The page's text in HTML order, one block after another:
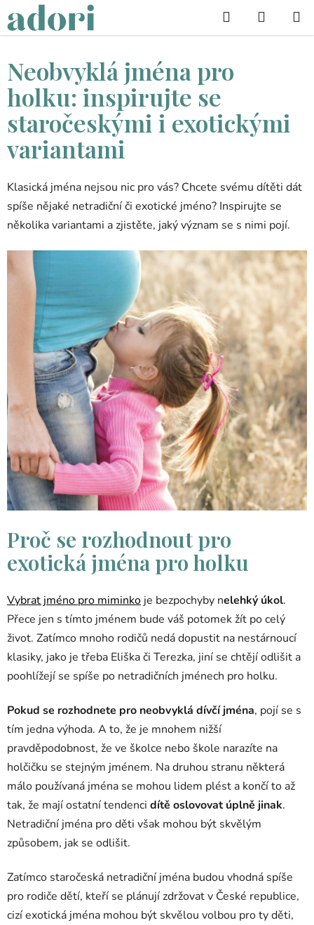
na
obsah
Hledat
Neobvyklá jména pro
holku: inspirujte se
staročeskými i exotickými
variantami
Klasická jména nejsou nic pro vás? Chcete svému dítěti dát
spíše nějaké netradiční či exotické jméno? Inspirujte se
několika variantami a zjistěte, jaký význam se s nimi pojí.
Proč se rozhodnout pro
exotická jména pro holku
Vybrat jméno pro miminkoje bezpochyby nelehký úkol.
Přece jen s tímto jménem bude váš potomek žít po celý
život. Zatímco mnoho rodičů nedá dopustit na nestárnoucí
klasiky, jako je třeba Eliška či Terezka, jiní se chtějí odlišit a
poohlížejí se spíše po netradičních jménech pro holku.
Pokud se rozhodnete pro neobvyklá dívčí jména, pojí se s
tím jedna výhoda. A to, že je mnohem nižší
pravděpodobnost, že ve školce nebo škole narazíte na
holčičku se stejným jménem. Na druhou stranu některá
málo používaná jména se mohou lidem plést a končí to až
tak, že mají ostatní tendenci dítě oslovovat úplně jinak.
Netradiční jména pro děti však mohou být skvělým
způsobem, jak se odlišit.
Zatímco staročeská netradiční jména budou vhodná spíše
pro rodiče dětí, kteří se plánují zdržovat v České republice,
cizí exotická jména mohou být skvělou volbou pro ty děti,